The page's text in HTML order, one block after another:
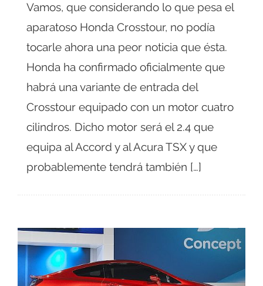
Vamos, que considerando lo que pesa el
aparatoso Honda Crosstour, no podía
tocarle ahora una peor noticia que ésta.
Honda ha confirmado oficialmente que
habrá una variante de entrada del
Crosstour equipado con un motor cuatro
cilindros. Dicho motor será el 2.4 que
equipa al Accord y al Acura TSX y que
probablemente tendrá también […]